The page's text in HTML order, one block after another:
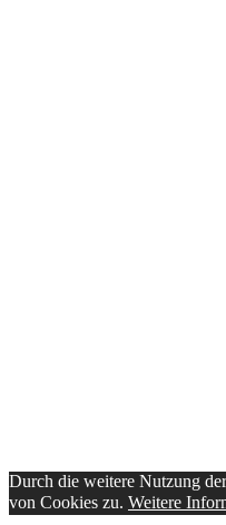
Durch die weitere Nutzung
von Cookies zu. Weitere